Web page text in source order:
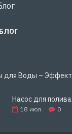
Насос для полива
18 июл. 0